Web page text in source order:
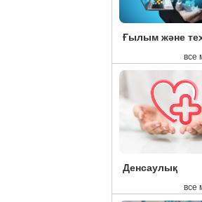
Ғылым және
все
Денсаулық
все